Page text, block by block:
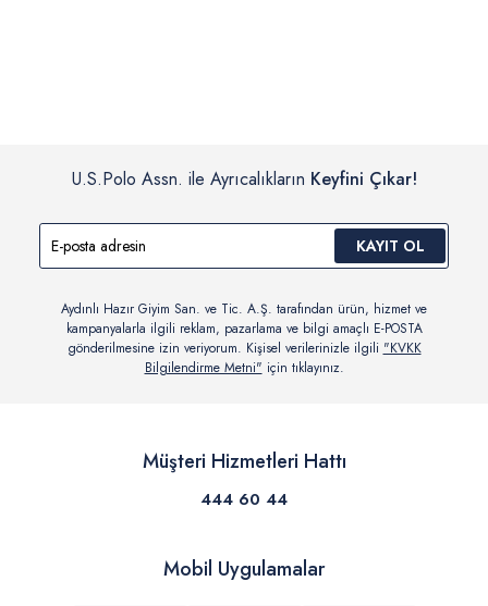
U.S.Polo Assn. ile Ayrıcalıkların Keyfini Çıkar!
KAYIT OL
Aydınlı Hazır Giyim San. ve Tic. A.Ş. tarafından ürün, hizmet ve
kampanyalarla ilgili reklam, pazarlama ve bilgi amaçlı E-POSTA
gönderilmesine izin veriyorum. Kişisel verilerinizle ilgili "KVKK
Bilgilendirme Metni" için tıklayınız.
Müşteri Hizmetleri Hattı
444 60 44
Mobil Uygulamalar